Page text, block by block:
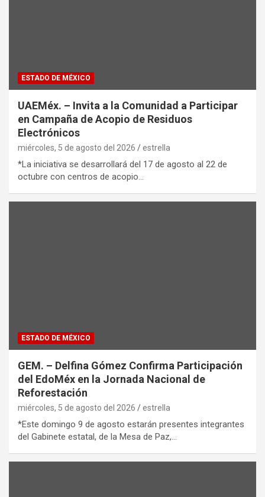
ESTADO DE MÉXICO
UAEMéx. – Invita a la Comunidad a Participar
en Campaña de Acopio de Residuos
Electrónicos
miércoles, 5 de agosto del 2026 estrella
*La iniciativa se desarrollará del 17 de agosto al 22 de
octubre con centros de acopio…
ESTADO DE MÉXICO
GEM. – Delfina Gómez Confirma Participación
del EdoMéx en la Jornada Nacional de
Reforestación
miércoles, 5 de agosto del 2026 estrella
*Este domingo 9 de agosto estarán presentes integrantes
del Gabinete estatal, de la Mesa de Paz,…